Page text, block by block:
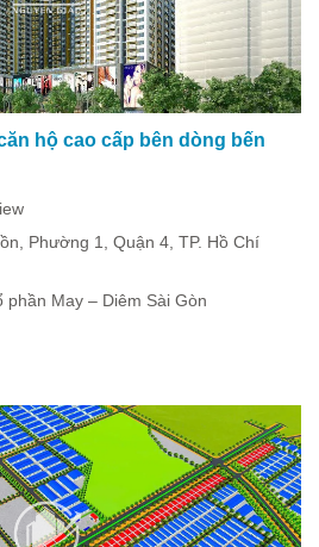
hộ cao cấp bên dòng bến
Phường 1, Quận 4, TP. Hồ Chí
phần May – Diêm Sài Gòn